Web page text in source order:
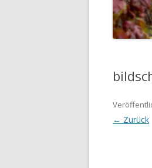
← Zurück